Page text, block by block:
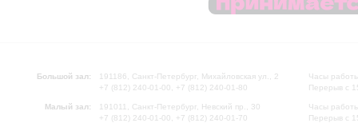
Большой зал:
191186, Санкт-Петербург, Михайловская ул., 2
+7 (812) 240-01-00, +7 (812) 240-01-80
Малый зал:
191011, Санкт-Петербург, Невский пр., 30
+7 (812) 240-01-00, +7 (812) 240-01-70
Часы
Перерыв с
Часы
Перерыв с